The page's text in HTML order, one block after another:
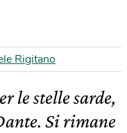
Rigitano
le stelle sarde,
Si rimane